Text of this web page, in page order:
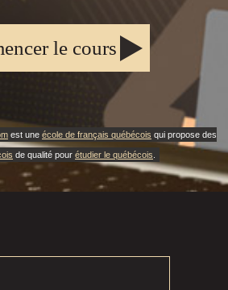
le cours
est une école de français québécois qui propose des
de qualité pour étudier le québécois